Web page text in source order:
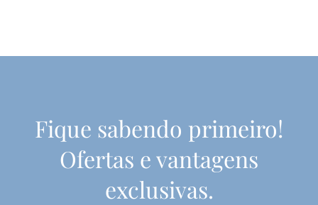
Fique sabendo primeiro!
Ofertas e vantagens
exclusivas.